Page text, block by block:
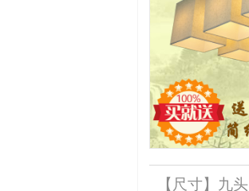
【尺寸】九